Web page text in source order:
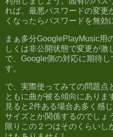
れば、最悪パスワードの変更
くなったらパスワードを無効
まぁ多分GooglePlayMusic用
しくは非公開状態で変更が激
で、Google側の対応に期待
す。
で、実際使ってみての問題点
ともに曲が被る傾向にありま
見ると2件ある場合あ多く感
サイズとか関係するのでしょ
限りこの２つはそのくらいし